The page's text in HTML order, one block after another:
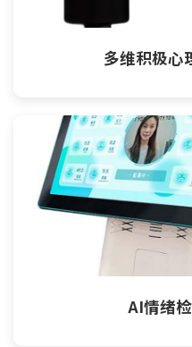
多维积极心
AI情绪